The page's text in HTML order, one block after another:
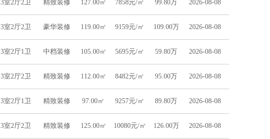
3室2厅2卫 精致装修 127.00㎡ 7858元/㎡ 99.80万 2026-08-08
3室2厅2卫 豪华装修 119.00㎡ 9159元/㎡ 109.00万 2026-08-08
3室2厅1卫 中档装修 105.00㎡ 5695元/㎡ 59.80万 2026-08-08
3室2厅2卫 精致装修 112.00㎡ 8482元/㎡ 95.00万 2026-08-08
3室2厅1卫 精致装修 97.00㎡ 9257元/㎡ 89.80万 2026-08-08
3室2厅2卫 精致装修 125.00㎡ 10080元/㎡ 126.00万 2026-08-08